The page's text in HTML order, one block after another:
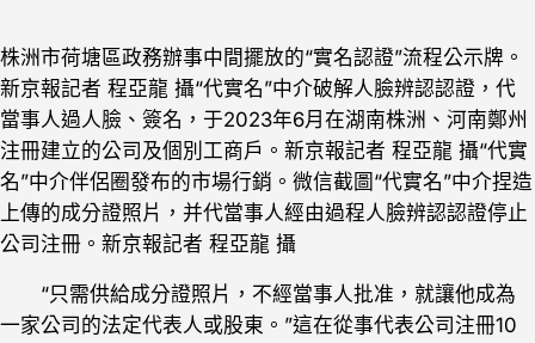
株洲市荷塘區政務辦事中間擺放的“實名認證”流程公示牌。
新京報記者 程亞龍 攝“代實名”中介破解人臉辨認認證，代
當事人過人臉、簽名，于2023年6月在湖南株洲、河南鄭州
注冊建立的公司及個別工商戶。新京報記者 程亞龍 攝“代實
名”中介伴侶圈發布的市場行銷。微信截圖“代實名”中介捏造
上傳的成分證照片，并代當事人經由過程人臉辨認認證停止
公司注冊。新京報記者 程亞龍 攝
“只需供給成分證照片，不經當事人批准，就讓他成為
一家公司的法定代表人或股東。”這在從事代表公司注冊10